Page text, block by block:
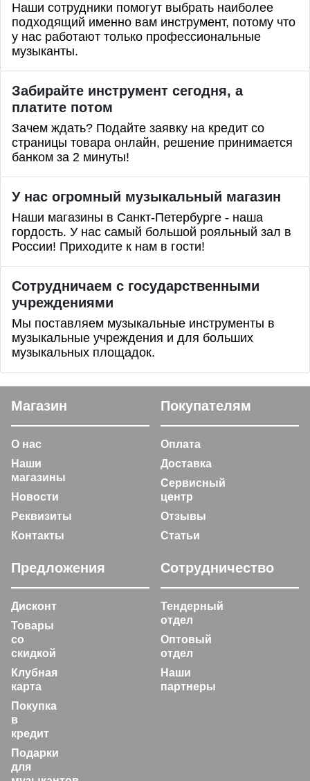
Наши сотрудники помогут выбрать наиболее
подходящий именно вам инструмент, потому что
у нас работают только профессиональные
музыканты.
Забирайте инструмент сегодня, а
платите потом
Зачем ждать? Подайте заявку на кредит со
страницы товара онлайн, решение принимается
банком за 2 минуты!
У нас огромный музыкальный магазин
Наши магазины в Санкт-Петербурге - наша
гордость. У нас самый большой рояльный зал в
России! Приходите к нам в гости!
Сотрудничаем с государственными
учреждениями
Мы поставляем музыкальные инструменты в
музыкальные учреждения и для больших
музыкальных площадок.
Магазин
О нас
Наши
магазины
Новости
Реквизиты
Контакты
Покупателям
Оплата
Доставка
Сервисный
центр
Отзывы
Статьи
Предложения
Дисконт
Товары
со
скидкой
Клубная
карта
Покупка
в
кредит
Подарки
для
Сотрудничество
Тендерный
отдел
Оптовый
отдел
Наши
партнеры